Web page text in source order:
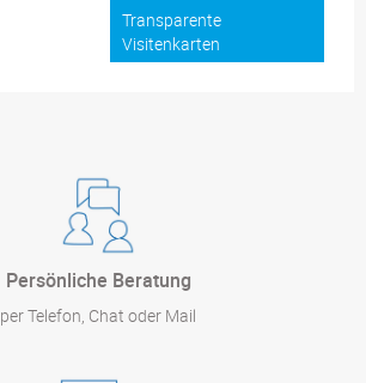
Transparente
Visitenkarten
Persönliche Beratung
per Telefon, Chat oder Mail